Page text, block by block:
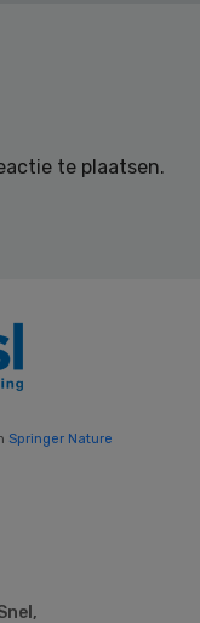
te plaatsen.
Springer Nature